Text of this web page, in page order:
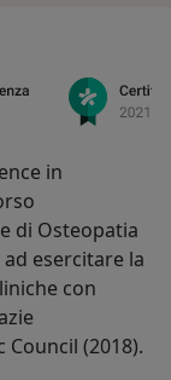
in
di Osteopatia
esercitare la
con
(2018).